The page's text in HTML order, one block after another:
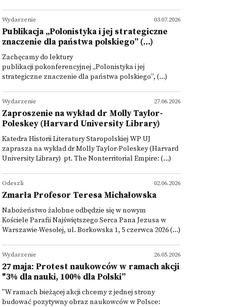
03.07.2026
Wydarzenie
Publikacja „Polonistyka i jej strategiczne
znaczenie dla państwa polskiego” (...)
Zachęcamy do lektury
publikacji pokonferencyjnej „Polonistyka i jej
strategiczne znaczenie dla państwa polskiego”, (...)
27.06.2026
Wydarzenie
Zaproszenie na wykład dr Molly Taylor-
Poleskey (Harvard University Library)
Katedra Historii Literatury Staropolskiej WP UJ
zaprasza na wykład dr Molly Taylor-Poleskey (Harvard
University Library) pt. The Nonterritorial Empire: (...)
02.06.2026
Odeszli
Zmarła Profesor Teresa Michałowska
Nabożeństwo żałobne odbędzie się w nowym
Kościele Parafii Najświętszego Serca Pana Jezusa w
Warszawie-Wesołej, ul. Borkowska 1, 5 czerwca 2026 (...)
26.05.2026
Wydarzenie
27 maja: Protest naukowców w ramach akcji
"3% dla nauki, 100% dla Polski”
"W ramach bieżącej akcji chcemy z jednej strony
budować pozytywny obraz naukowców w Polsce: